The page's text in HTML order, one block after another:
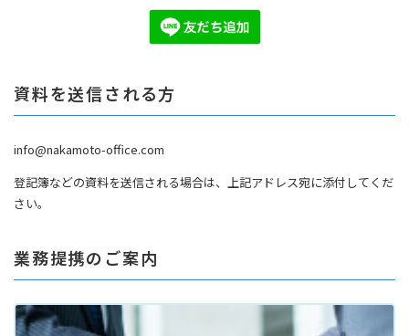
資料を送信される方
info@nakamoto-office.com
登記簿などの資料を送信される場合は、上記アドレス宛に添付してくだ
さい。
業務提携のご案内